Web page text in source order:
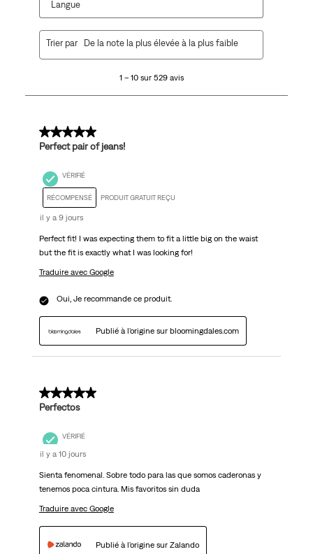
Langue
529
1 – 10 sur 529 avis
Trier par De la note la plus élevée à la plus faible
5 sur 5 étoiles.
Perfect pair of jeans!
VÉRIFIÉ
RÉCOMPENSÉ PRODUIT GRATUIT REÇU
il y a 9 jours
Perfect fit! I was expecting them to fit a little big on the waist
but the fit is exactly what I was looking for!
Traduire avec Google
Oui, Je recommande ce produit.
Publié à l'origine sur bloomingdales.com
5 sur 5 étoiles.
Perfectos
VÉRIFIÉ
il y a 10 jours
Sienta fenomenal. Sobre todo para las que somos caderonas y
tenemos poca cintura. Mis favoritos sin duda
Traduire avec Google
Publié à l'origine sur Zalando